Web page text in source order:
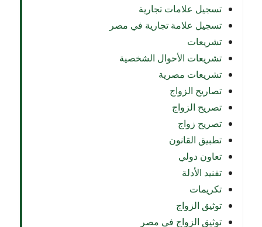
تسجيل علامات تجارية
تسجيل علامة تجارية في مصر
تشريعات
تشريعات الأحوال الشخصية
تشريعات مصرية
تصاريح الزواج
تصريح الزواج
تصريح زواج
تطبيق القانون
تعاون دولي
تفنيد الأدلة
تكريمات
توثيق الزواج
توثيق الزواج في مصر